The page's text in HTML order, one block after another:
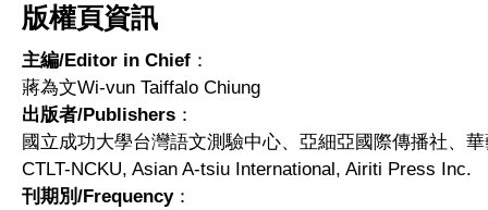
版權頁資訊
主編/Editor in Chief ：
蔣為文Wi-vun Taiffalo Chiung
出版者/Publishers ：
國立成功大學台灣語文測驗中心、亞細亞國際傳播社、
CTLT-NCKU, Asian A-tsiu International, Airiti Press Inc.
刊期別/Frequency：